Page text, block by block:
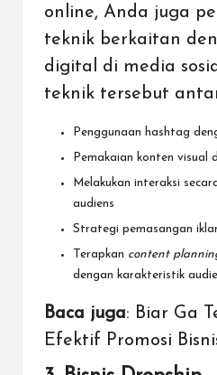
online, Anda juga
teknik berkaitan
digital di media
teknik tersebut
Penggunaan hashtag
Pemakaian konten visual
Melakukan interaksi
audiens
Strategi pemasangan
Terapkan content
dengan karakteristik
Baca juga: Biar Ga
Efektif Promosi